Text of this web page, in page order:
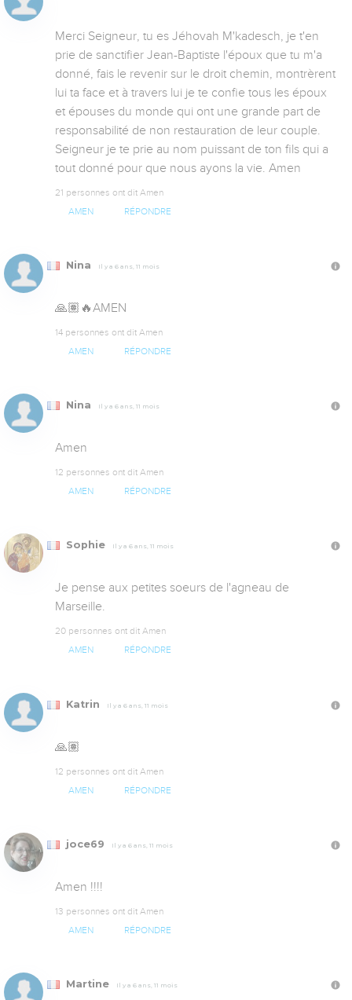
Merci Seigneur, tu es Jéhovah M'kadesch, je t'en
prie de sanctifier Jean-Baptiste l'époux que tu m'a
donné, fais le revenir sur le droit chemin, montrèrent
lui ta face et à travers lui je te confie tous les époux
et épouses du monde qui ont une grande part de
responsabilité de non restauration de leur couple.
Seigneur je te prie au nom puissant de ton fils qui a
tout donné pour que nous ayons la vie. Amen
21 personnes ont dit Amen
AMEN RÉPONDRE
Nina Il y a 6 ans, 11 mois
🙏🏽🔥AMEN
14 personnes ont dit Amen
AMEN RÉPONDRE
Nina Il y a 6 ans, 11 mois
Amen
12 personnes ont dit Amen
AMEN RÉPONDRE
Sophie Il y a 6 ans, 11 mois
Je pense aux petites soeurs de l'agneau de
Marseille.
20 personnes ont dit Amen
AMEN RÉPONDRE
Katrin Il y a 6 ans, 11 mois
🙏🏽
12 personnes ont dit Amen
AMEN RÉPONDRE
joce69 Il y a 6 ans, 11 mois
Amen !!!!
13 personnes ont dit Amen
AMEN RÉPONDRE
Martine Il y a 6 ans, 11 mois